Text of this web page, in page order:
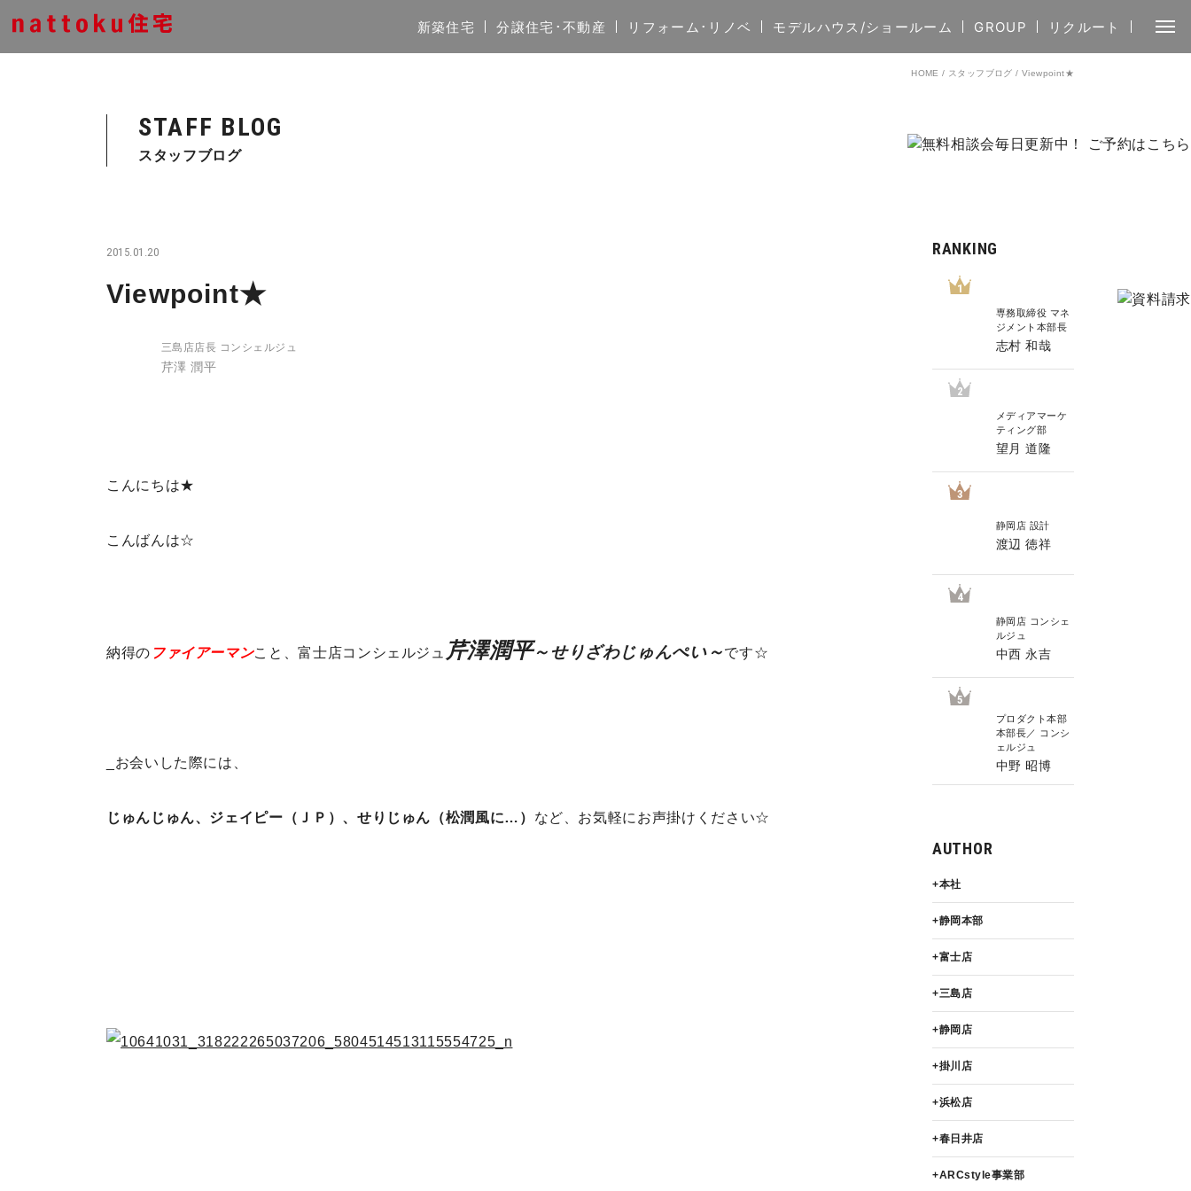
新築住宅 分譲住宅･不動産 リフォーム･リノベ モデルハウス/ショールーム GROUP リクルート
HOME / スタッフブログ / Viewpoint★
STAFF BLOG
スタッフブログ
2015.01.20
Viewpoint★
三島店店長 コンシェルジュ
芹澤 潤平
こんにちは★
こんばんは☆
納得の ファイアーマンこと、富士店コンシェルジュ 芹澤潤平～せりざわじゅんぺい～です☆
_お会いした際には、
じゅんじゅん、ジェイピー（ＪＰ）、せりじゅん（松潤風に…） など、お気軽にお声掛けください☆
RANKING
1
専務取締役 マネ
ジメント本部長
志村 和哉
2
メディアマーケ
ティング部
望月 道隆
3
静岡店 設計
渡辺 徳祥
4
静岡店 コンシェ
ルジュ
中西 永吉
5
プロダクト本部
本部長／ コンシ
ェルジュ
中野 昭博
AUTHOR
本社
静岡本部
富士店
三島店
静岡店
掛川店
浜松店
春日井店
ARCstyle事業部